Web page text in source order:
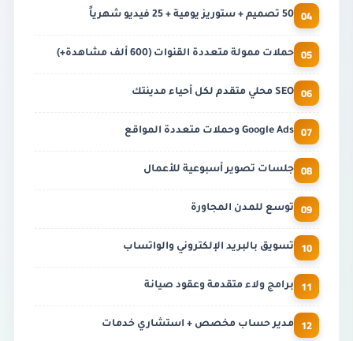
04 50 تصميم + ستوريز يومية + 25 فيديو شهرياً
05 حملات ممولة متعددة القنوات (600 ألف مشاهدة+)
06 SEO محلي متقدم لكل أحياء مدينتك
07 Google Ads وحملات متعددة المواقع
08 جلسات تصوير أسبوعية للأعمال
09 توسع للمدن المجاورة
10 تسويق بالبريد الإلكتروني والواتساب
11 برامج ولاء متقدمة وعقود صيانة
12 مدير حساب مخصص + استشاري خدمات